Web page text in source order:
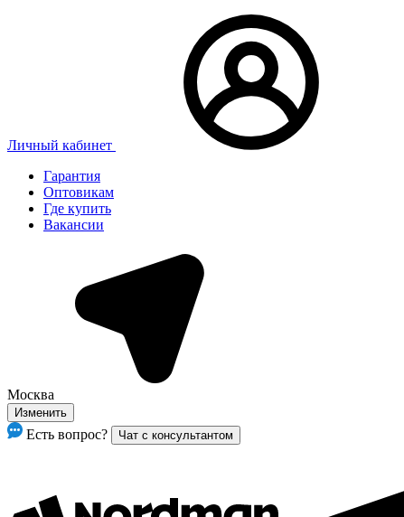
Личный кабинет
Гарантия
Оптовикам
Где купить
Вакансии
Москва
Изменить
Есть вопрос? Чат с консультантом